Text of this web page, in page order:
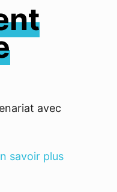
avec
savoir plus